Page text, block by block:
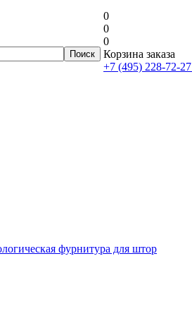
0
0
0
Корзина заказа
+7 (495) 228-72-27
фурнитура для штор